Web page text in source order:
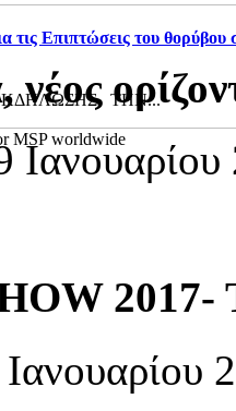
Επιπτώσεις του θορύβου
ΤΗΝ...
2017-